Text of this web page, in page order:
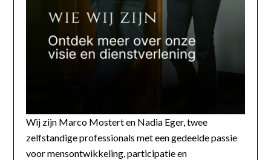
Wij zijn Marco Mostert en Nadia Eger, twee
zelfstandige professionals met een gedeelde passie
voor mensontwikkeling, participatie en